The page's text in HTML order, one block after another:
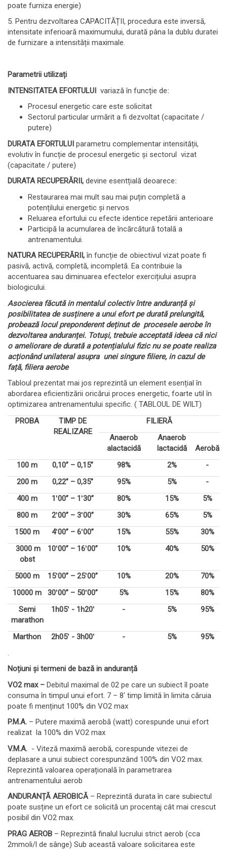
poate furniza energie)
5. Pentru dezvoltarea CAPACITĂȚII, procedura este inversă,
intensitate inferioară maximumului, durată pâna la dublu duratei
de furnizare a intensității maximale.
Parametrii utilizați
INTENSITATEA EFORTULUI variază în funcție deː
Procesul energetic care este solicitat
Sectorul particular urmărit a fi dezvoltat (capacitate /
putere)
DURATA EFORTULUI parametru complementar intensității,
evolutiv în funcție de procesul energetic și sectorul vizat
(capacitate / putere)
DURATA RECUPERĂRII, devine esentțială deoareceː
Restaurarea mai mult sau mai puțin completă a
potențilului energetic și nervos
Reluarea efortului cu efecte identice repetării anterioare
Participă la acumularea de încărcătură totală a
antrenamentului.
NATURA RECUPERĂRII,în funcție de obiectivul vizat poate fi
pasivă, activă, completă, incompletă. Ea contribuie la
accentuarea sau diminuarea efectelor exercițiului asupra
biologicului.
Asocierea făcută in mentalul colectiv între anduranță și
posibilitatea de susținere a unui efort pe durată prelungită,
probează locul preponderent deținut de procesele aerobe în
dezvoltarea anduranței. Totuși, trebuie acceptată ideea că nici
o ameliorare de durată a potențialului fizic nu se poate realiza
acționând unilateral asupra unei singure filiere, in cazul de
față, filiera aerobe
Tabloul prezentat mai jos reprezintă un element esențial în
abordarea eficientizării oricărui proces energetic, foarte util în
optimizarea antrenamentului specific. ( TABLOUL DE WILT)
PROBA
TIMP DE
REALIZARE
FILIERĂ
Anaerob
alactacidă
Anaerob
lactacidă
Aerobă
100 m
0,10” – 0,15” 98% 2%
-
200 m
0,22” – 0,35” 95% 5%
-
400 m
1ʹ00” – 1ʹ30” 80% 15%
5%
800 m
2ʹ00” – 3ʹ00” 30% 65%
5%
1500 m
4ʹ00” – 6ʹ00” 15% 55%
30%
3000 m
obst
10ʹ00” – 16ʹ00” 10% 40% 50%
5000 m 15ʹ00” – 25ʹ00” 10% 20%
70%
10000 m
30ʹ00” – 50ʹ00” 5% 15%
80%
Semi
marathon
1h05ʹ - 1h20ʹ - 5% 95%
Marthon 2h05ʹ - 3h00ʹ - 5%
95%
Noțiuni și termeni de bază in anduranță
VO2 max – Debitul maximal de 02 pe care un subiect îl poate
consuma în timpul unui efort. 7 – 8ʹ timp limită în limita căruia
poate fi menținut 100% din VO2 max
P.M.A. – Putere maximă aerobă (watt) corespunde unui efort
realizat la 100% din VO2 max
V.M.A. - Viteză maximă aerobă, corespunde vitezei de
deplasare a unui subiect corespunzând 100% din VO2 max.
Reprezintă valoarea operațională în parametrarea
antrenamentului aerob
ANDURANȚĂ AEROBICĂ – Reprezintă durata în care subiectul
poate susține un efort ce solicită un procentaj cât mai crescut
posibil din VO2 max.
PRAG AEROB – Reprezintă finalul lucrului strict aerob (cca
2mmoli/l de sânge) Sub această valoare solicitarea este